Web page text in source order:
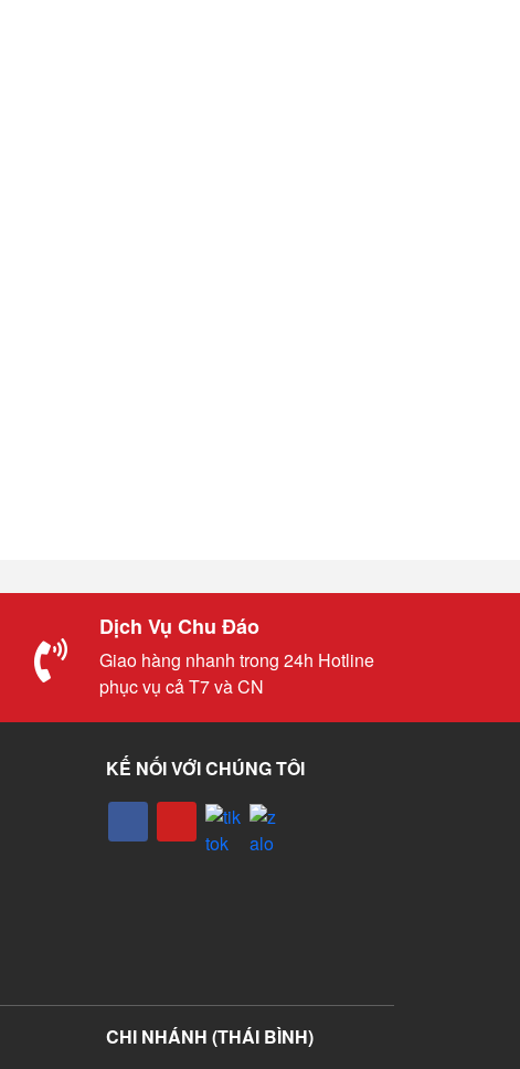
Dịch Vụ Chu Đáo
Giao hàng nhanh trong 24h Hotline
phục vụ cả T7 và CN
KẾ NỐI VỚI CHÚNG TÔI
CHI NHÁNH (THÁI BÌNH)